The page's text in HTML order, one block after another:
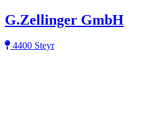
G.Zellinger GmbH
4400 Steyr